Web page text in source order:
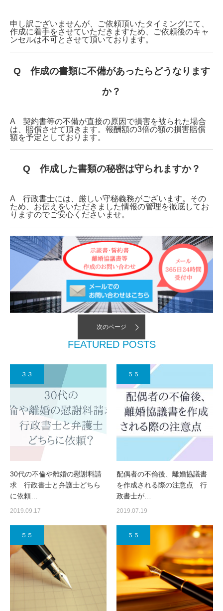
申し訳ございませんが、ご依頼頂いたタイミングにて、
作成に着手をさせていただきますため、ご依頼後のキャ
ンセルは不可とさせて頂いております。
Q 作成の書類に不備があったらどうなります
か？
A 契約書等の不備が直接の原因で損害を被られた場合
は、賠償させて頂きます。報酬額の3倍の額の損害賠償
額を予定としております。
Q 作成した書類の秘密は守られますか？
A 行政書士には、厳しい守秘義務がございます。その
ため、お伝えをいただきました情報の管理を徹底してお
りますのでご安心くださいませ。
次のページ
FEATURED POSTS
３３
30代の不倫や離婚の慰謝料請
求 行政書士と弁護士どちら
に依頼…
2019.09.17
５５
配偶者の不倫後、離婚協議書
を作成される際の注意点 行
政書士が…
2019.07.19
５５ ５５